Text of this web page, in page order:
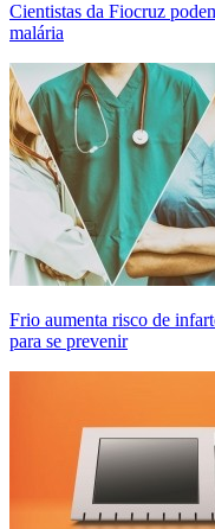
Cientistas da Fiocruz
malária
Frio aumenta risco de
para se prevenir